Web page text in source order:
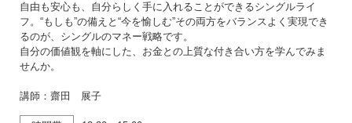
自由も安心も、自分らしく手に入れることができるシングルライ
フ。“もしも”の備えと“今を愉しむ”その両方をバランスよく実現でき
るのが、シングルのマネー戦略です。
自分の価値観を軸にした、お金との上質な付き合い方を学んでみま
せんか。
講師：齋田 展子